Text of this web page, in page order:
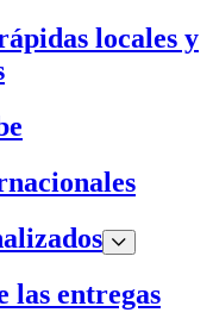
locales y
las entregas